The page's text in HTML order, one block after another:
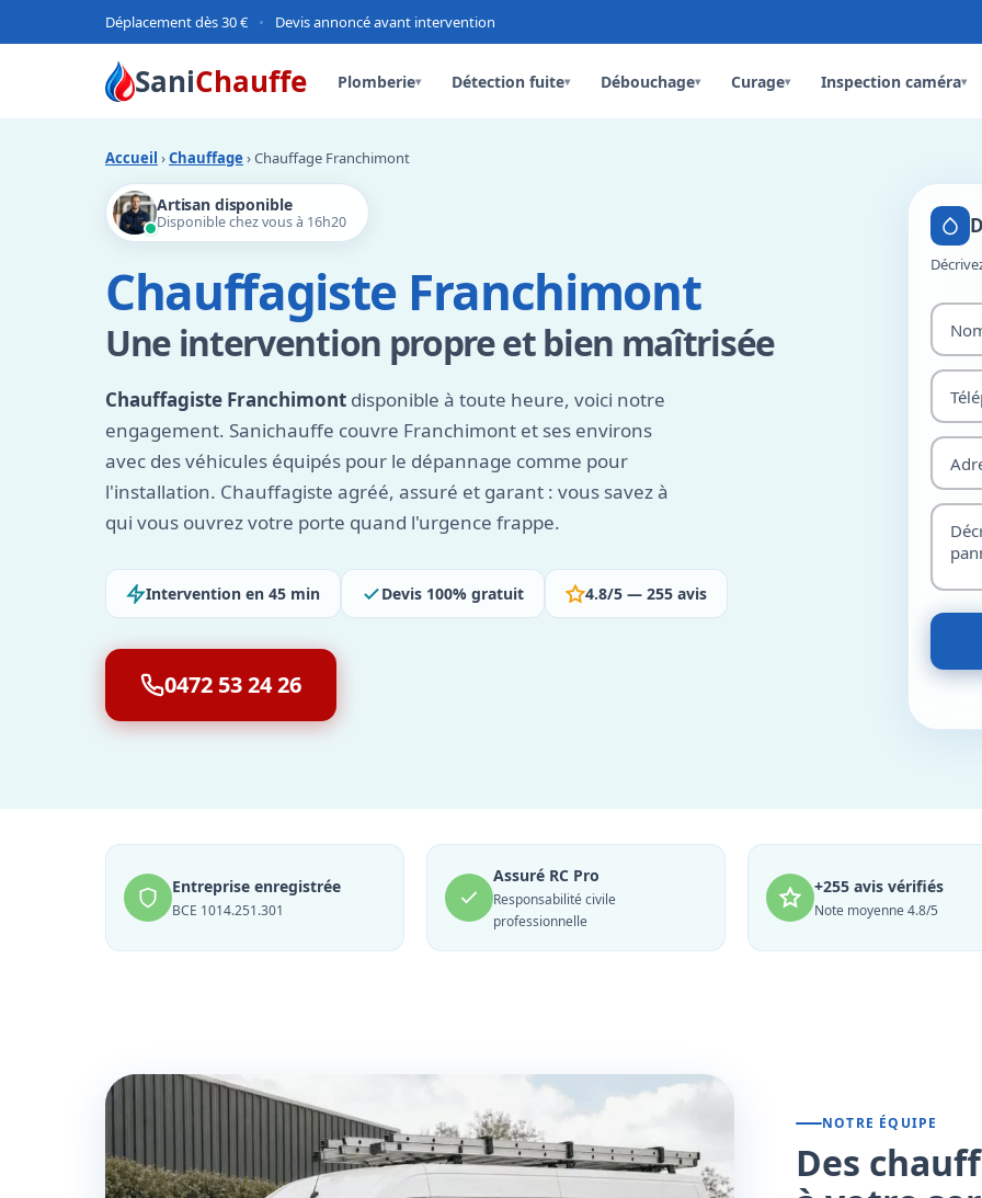
Déplacement dès 30 € • Devis annoncé avant intervention
SaniChauffe Plomberie▾ Détection fuite▾ Débouchage▾ Curage▾ Inspection caméra▾
Accueil ›Chauffage › Chauffage Franchimont
Artisan disponible
Disponible chez vous à 16h20
Chauffagiste Franchimont
Une intervention propre et bien maîtrisée
Chauffagiste Franchimont disponible à toute heure, voici notre
engagement. Sanichauffe couvre Franchimont et ses environs
avec des véhicules équipés pour le dépannage comme pour
l'installation. Chauffagiste agréé, assuré et garant : vous savez à
qui vous ouvrez votre porte quand l'urgence frappe.
Intervention en 45 min Devis 100% gratuit 4.8/5 — 255 avis
0472 53 24 26
Entreprise enregistrée
BCE 1014.251.301
Assuré RC Pro
Responsabilité civile
professionnelle
+255 avis vérifiés
Note moyenne 4.8/5
NOTRE ÉQUIPE
Des